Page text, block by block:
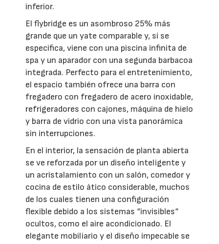
inferior.
El flybridge es un asombroso 25% más
grande que un yate comparable y, si se
especifica, viene con una piscina infinita de
spa y un aparador con una segunda barbacoa
integrada. Perfecto para el entretenimiento,
el espacio también ofrece una barra con
fregadero con fregadero de acero inoxidable,
refrigeradores con cajones, máquina de hielo
y barra de vidrio con una vista panorámica
sin interrupciones.
En el interior, la sensación de planta abierta
se ve reforzada por un diseño inteligente y
un acristalamiento con un salón, comedor y
cocina de estilo ático considerable, muchos
de los cuales tienen una configuración
flexible debido a los sistemas “invisibles“
ocultos, como el aire acondicionado. El
elegante mobiliario y el diseño impecable se